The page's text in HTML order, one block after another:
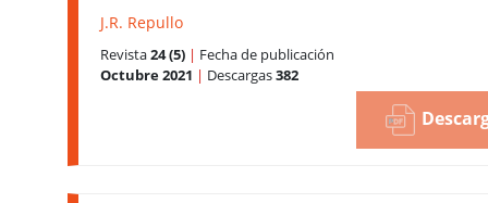
J.R. Repullo
Revista24 (5) | Fecha de publicación
Octubre 2021 | Descargas382